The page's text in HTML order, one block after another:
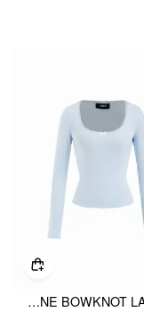
POINTELLE U-NECKLINE BOWKNOT LACE TEE